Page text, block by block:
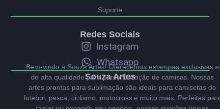
Souza Artes
Bem-vindo à Souza Artes! Oferecemos estampas exclusivas e
de alta qualidade para personalização de camisas. Nossas
artes prontas para sublimação são ideais para camisetas de
futebol, pesca, ciclismo, motocross e muito mais. Perfeitas
Redes Sociais
Instagram
Whatsapp
Suporte